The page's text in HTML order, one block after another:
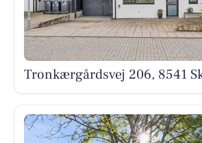
Tronkærgårdsvej 206, 8541